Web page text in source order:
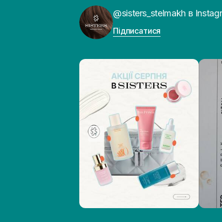
@sisters_stelmakh в
Підписатися